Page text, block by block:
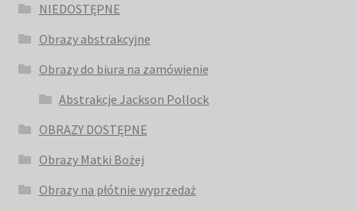
NIEDOSTĘPNE
Obrazy abstrakcyjne
Obrazy do biura na zamówienie
Abstrakcje Jackson Pollock
OBRAZY DOSTĘPNE
Obrazy Matki Bożej
Obrazy na płótnie wyprzedaż